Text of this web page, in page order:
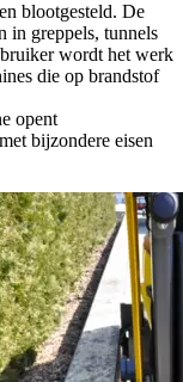
blootgesteld. De
in greppels, tunnels
wordt het werk
die op brandstof
opent
bijzondere eisen